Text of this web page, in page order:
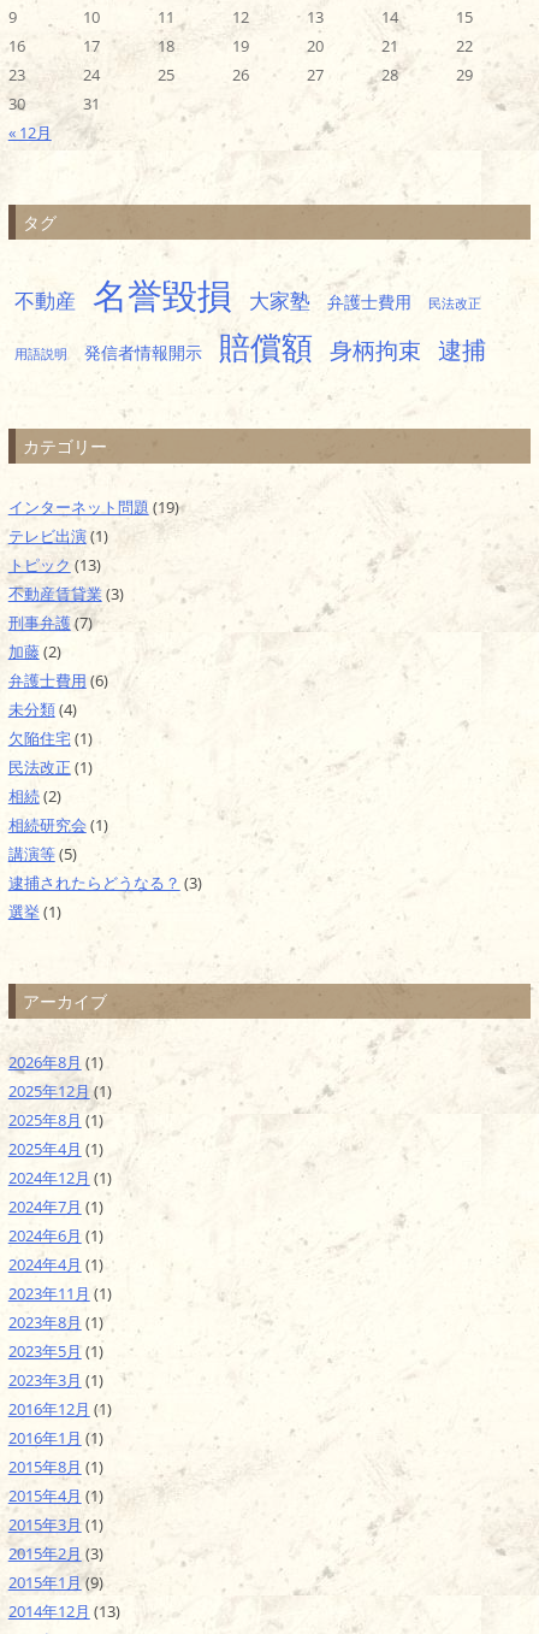
9
10 11 12 13 14
15
16
17 18 19 20 21
22
23
24 25 26 27 28
29
30
31
« 12月
タグ
不動産 名誉毀損 大家塾 弁護士費用 民法改正
用語説明 発信者情報開示 賠償額 身柄拘束 逮捕
カテゴリー
インターネット問題 (19)
テレビ出演(1)
トピック (13)
不動産賃貸業(3)
刑事弁護(7)
加藤(2)
弁護士費用 (6)
未分類(4)
欠陥住宅(1)
民法改正 (1)
相続(2)
相続研究会(1)
講演等(5)
逮捕されたらどうなる？ (3)
選挙 (1)
アーカイブ
2026年8月 (1)
2025年12月 (1)
2025年8月 (1)
2025年4月 (1)
2024年12月 (1)
2024年7月 (1)
2024年6月 (1)
2024年4月 (1)
2023年11月 (1)
2023年8月 (1)
2023年5月 (1)
2023年3月 (1)
2016年12月 (1)
2016年1月 (1)
2015年8月 (1)
2015年4月 (1)
2015年3月 (1)
2015年2月 (3)
2015年1月 (9)
2014年12月 (13)